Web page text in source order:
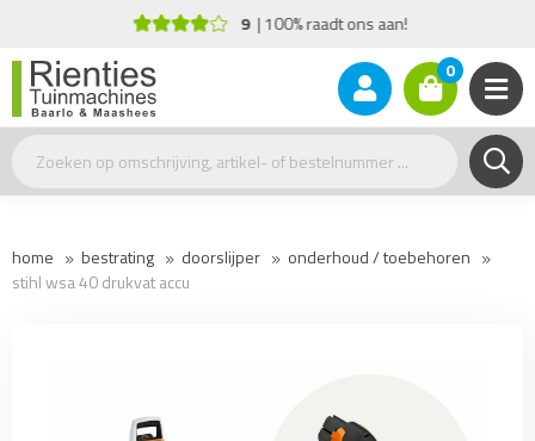
9
100% raadt ons aan!
0
home bestrating doorslijper
onderhoud / toebehoren
stihl wsa 40 drukvat accu